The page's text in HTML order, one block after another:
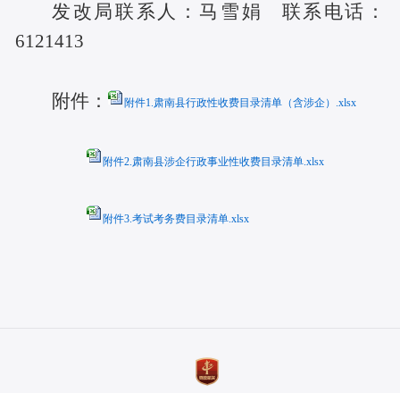
发改局联系人：马雪娟 联系电话：
6121413
附件： 附件1.肃南县行政性收费目录清单（含涉企）.xlsx
附件2.肃南县涉企行政事业性收费目录清单.xlsx
附件3.考试考务费目录清单.xlsx